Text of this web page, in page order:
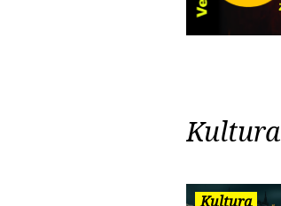
Kultura
Kultura